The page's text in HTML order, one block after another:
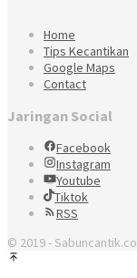
Home
Tips Kecantikan
Google Maps
Contact
Jaringan Social
Facebook
Instagram
Youtube
Tiktok
RSS
© 2019 -